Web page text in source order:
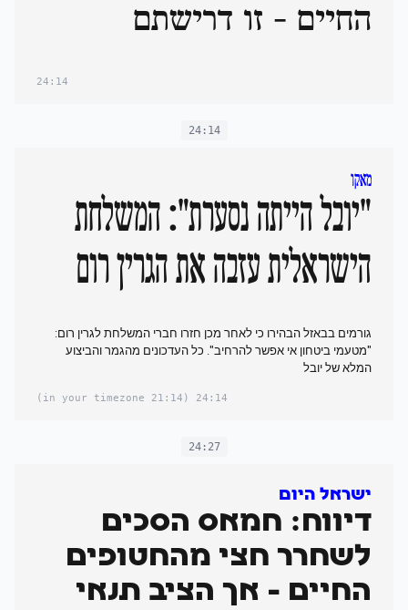
החיים - זו דרישתם
24:14
24:14
מאקו
"יובל הייתה נסערת": המשלחת
הישראלית עזבה את הגרין רום
גורמים בבאזל הבהירו כי לאחר מכן חזרו חברי המשלחת לגרין רום:
"מטעמי ביטחון אי אפשר להרחיב". כל העדכונים מהגמר והביצוע
המלא של יובל
24:14
(21:14 in your timezone)
24:27
ישראל היום
דיווח: חמאס הסכים
לשחרר חצי מהחטופים
החיים - אך הציב תנאי